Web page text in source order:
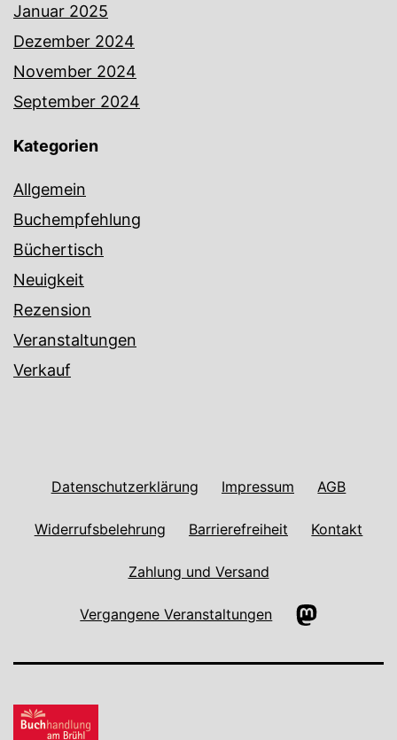
Januar 2025
Dezember 2024
November 2024
September 2024
Kategorien
Allgemein
Buchempfehlung
Büchertisch
Neuigkeit
Rezension
Veranstaltungen
Verkauf
Datenschutzerklärung Impressum AGB
Widerrufsbelehrung Barrierefreiheit Kontakt
Zahlung und Versand
Vergangene Veranstaltungen Mastodon